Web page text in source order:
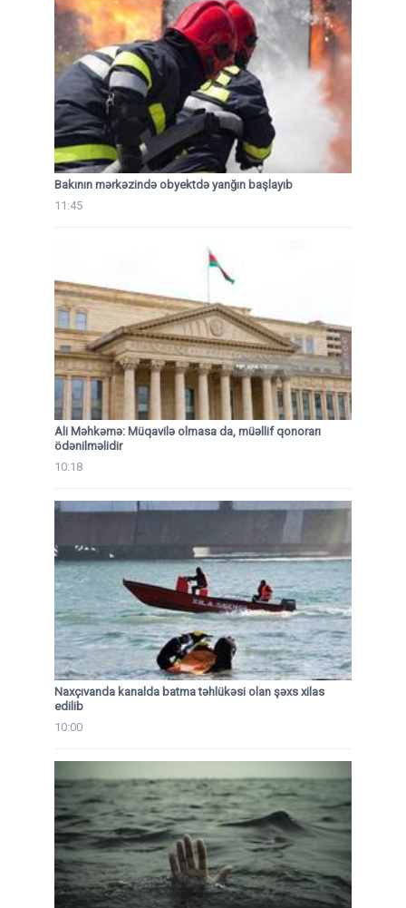
Bakının mərkəzində obyektdə yanğın başlayıb
11:45
Ali Məhkəmə: Müqavilə olmasa da, müəllif qonorarı
ödənilməlidir
10:18
Naxçıvanda kanalda batma təhlükəsi olan şəxs xilas
edilib
10:00